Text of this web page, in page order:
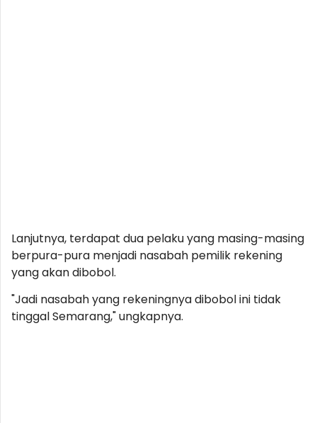
Lanjutnya, terdapat dua pelaku yang masing-masing
berpura-pura menjadi nasabah pemilik rekening
yang akan dibobol.
"Jadi nasabah yang rekeningnya dibobol ini tidak
tinggal Semarang," ungkapnya.